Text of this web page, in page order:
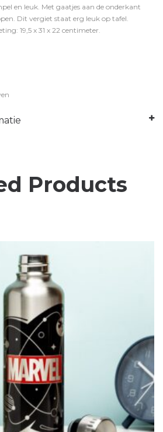
en leuk. Met gaatjes aan de onderkant
Dit vergiet staat erg leuk op tafel.
19,5 x 31 x 22 centimeter.
Products